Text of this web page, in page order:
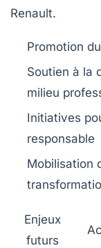
Renault.
Promotion
Soutien à la
milieu
Initiatives
responsable
Mobilisation
Enjeux
futurs